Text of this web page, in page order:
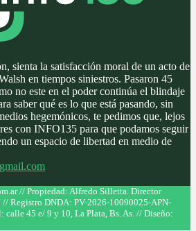
sienta la satisfacción moral de un acto de
en tiempos siniestros. Pasaron 45
no este en el poder continúa el blindaje
saber qué es lo que está pasando, sin
hegemónicos, te pedimos que, lejos
con INFO135 para que podamos seguir
un espacio de libertad en medio de
// Propiedad: Alfredo Silletta. Director
Registro DNDA: PV-2026-10090025-APN-
45 e/ 9 y 10, La Plata, Bs. As. // Diseño: